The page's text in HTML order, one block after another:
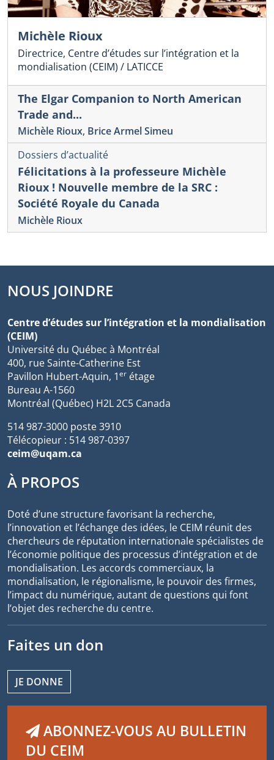
Michèle Rioux
Directrice, Centre d’études sur l’intégration et la
mondialisation (CEIM) / LATICCE
The Elgar Companion to North American
Trade and...
Michèle Rioux, Brice Armel Simeu
Dossiers d’actualité
Félicitations à la professeure Michèle
Rioux ! Nouvelle membre de la SRC :
Société Royale du Canada
Michèle Rioux
NOUS JOINDRE
Centre d’études sur l’intégration et la mondialisation
(CEIM)
Université du Québec à Montréal
400, rue Sainte-Catherine Est
Pavillon Hubert-Aquin, 1er étage
Bureau A-1560
Montréal (Québec) H2L 2C5 Canada
514 987-3000 poste 3910
Télécopieur : 514 987-0397
ceim@uqam.ca
À PROPOS
Doté d’une structure favorisant la recherche,
l’innovation et l’échange des idées, le CEIM réunit des
chercheurs de réputation internationale spécialistes de
l’économie politique des processus d’intégration et de
mondialisation. Les accords commerciaux, la
mondialisation, le régionalisme, le pouvoir des firmes,
l’impact du numérique, autant de questions qui font
l’objet des recherche du centre.
Faites un don
JE DONNE
ABONNEZ-VOUS AU BULLETIN
DU CEIM